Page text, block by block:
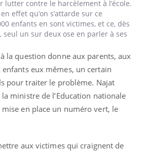
lutter contre le harcèlement à l’école.
effet qu’on s’attarde sur ce
enfants en sont victimes, et ce, dès
seul un sur deux ose en parler à ses
la question donne aux parents, aux
eux mêmes, un certain
pour traiter le problème. Najat
ministre de l’Education nationale
mise en place un numéro vert, le
aux victimes qui craignent de